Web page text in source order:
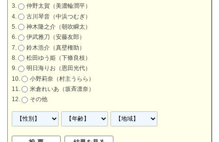
仲野太賀（美濃輪潤平）
古川琴音（中浜つむぎ）
神木隆之介（朝吹瞬太）
伊武雅刀（安藤友郎）
鈴木浩介（真壁権助）
松田ゆう姫（下條良枝）
明日海りお（恩田光代）
小野莉奈（村主うらら）
米倉れいあ（坂斉凛奈）
その他